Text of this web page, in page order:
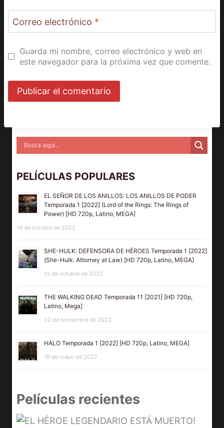
Correo electrónico *
Guarda mi nombre, correo electrónico y web en
este navegador para la próxima vez que comente.
PELÍCULAS POPULARES
EL SEÑOR DE LOS ANILLOS: LOS ANILLOS DE PODER
Temporada 1 [2022] (Lord of the Rings: The Rings of
Power) [HD 720p, Latino, MEGA]
14 de octubre de 2022
SHE-HULK: DEFENSORA DE HÉROES Temporada 1 [2022]
(She-Hulk: Attorney at Law) [HD 720p, Latino, MEGA]
13 de octubre de 2022
THE WALKING DEAD Temporada 11 [2021] [HD 720p,
Latino, Mega]
22 de noviembre de 2022
HALO Temporada 1 [2022] [HD 720p, Latino, MEGA]
19 de mayo de 2022
Películas recientes